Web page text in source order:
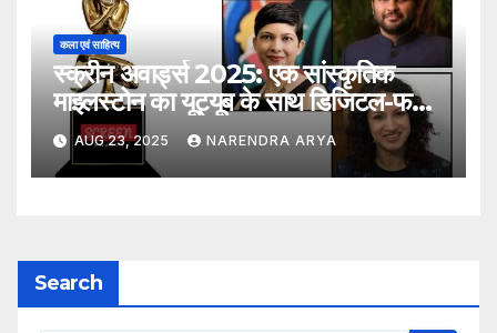
कला एवं साहित्य
स्क्रीन अवार्ड्स 2025: एक सांस्कृतिक
माइलस्टोन का यूट्यूब के साथ डिजिटल-फर्स्ट
आगाज
AUG 23, 2025 NARENDRA ARYA
Search